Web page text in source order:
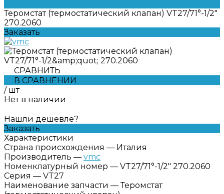
Теромстат (термостатический клапан) VT27/71°-1/2"
270.2060
Заказать
СРАВНИТЬ
В СРАВНЕНИИ
/ шт
Нет в наличии
Нашли дешевле?
Заказать
Характеристики
Страна происхождения — Италия
Производитель — vmc
Номенклатурный номер — VT27/71°-1/2" 270.2060
Серия — VT27
Наименование запчасти — Теромстат